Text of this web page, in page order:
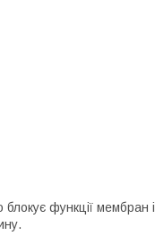
функції мембран і